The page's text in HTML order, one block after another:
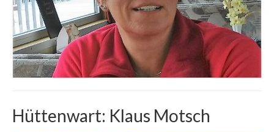
Hüttenwart: Klaus Motsch